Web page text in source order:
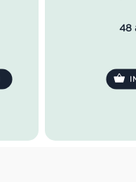
reisenden
Leckereien
verpacken.
48